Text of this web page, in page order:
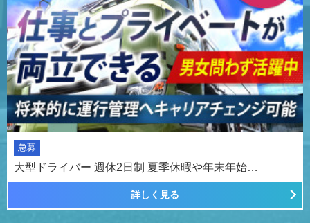
急募
大型ドライバー 週休2日制 夏季休暇や年末年始…
詳しく見る